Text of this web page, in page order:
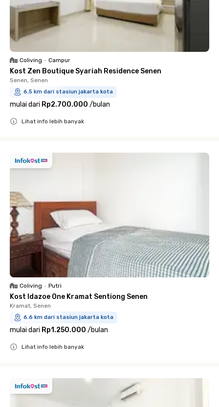
Coliving • Campur
Kost Zen Boutique Syariah Residence Senen
Senen, Senen
6.5 km dari stasiun jakarta kota
mulai dari Rp2.700.000 /bulan
Lihat info lebih banyak
Coliving • Putri
Kost Idazoe One Kramat Sentiong Senen
Kramat, Senen
6.6 km dari stasiun jakarta kota
mulai dari Rp1.250.000 /bulan
Lihat info lebih banyak